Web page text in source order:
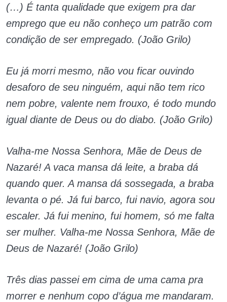
(…) É tanta qualidade que exigem pra dar
emprego que eu não conheço um patrão com
condição de ser empregado. (João Grilo)
Eu já morri mesmo, não vou ficar ouvindo
desaforo de seu ninguém, aqui não tem rico
nem pobre, valente nem frouxo, é todo mundo
igual diante de Deus ou do diabo. (João Grilo)
Valha-me Nossa Senhora, Mãe de Deus de
Nazaré! A vaca mansa dá leite, a braba dá
quando quer. A mansa dá sossegada, a braba
levanta o pé. Já fui barco, fui navio, agora sou
escaler. Já fui menino, fui homem, só me falta
ser mulher. Valha-me Nossa Senhora, Mãe de
Deus de Nazaré! (João Grilo)
Três dias passei em cima de uma cama pra
morrer e nenhum copo d’água me mandaram.